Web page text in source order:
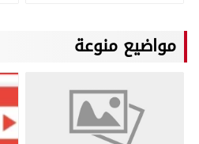
مواضيع منوعة